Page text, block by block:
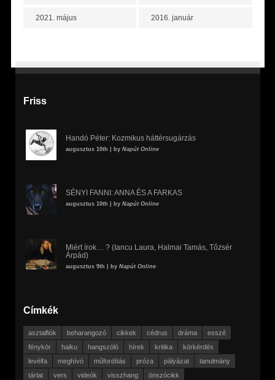
2021. május 2016. január
Friss
Handó Péter: Kozmikus háttérsugárzás
augusztus 10th | by Napút Online
SÉNYI FANNI: ANNA ÉS A FARKAS
augusztus 10th | by Napút Online
Miért írok… ? (Iancu Laura, Halmai Tamás, Tőzsér
Árpád)
augusztus 9th | by Napút Online
Címkék
asztalfiók beharangozó cikkek cédrus dráma
esszé
fénykör
haiku hangszóló hírek kritika
körkérdés
levélfa
meghívó műfordítás próza pályázat
tanulmány
tárlat
vers videók visszhang önszócikk